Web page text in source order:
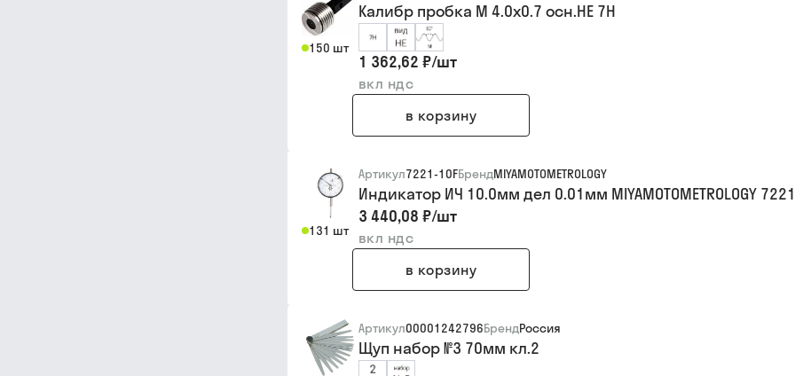
150 шт
Калибр пробка М 4.0х0.7 осн.НЕ 7H
1 362,62 ₽/шт
вкл ндс
в корзину
131 шт
Артикул7221-10FБрендMIYAMOTOMETROLOGY
Индикатор ИЧ 10.0мм дел 0.01мм MIYAMOTOMETROLOGY
3 440,08 ₽/шт
вкл ндс
в корзину
Артикул00001242796БрендРоссия
Щуп набор №3 70мм кл.2